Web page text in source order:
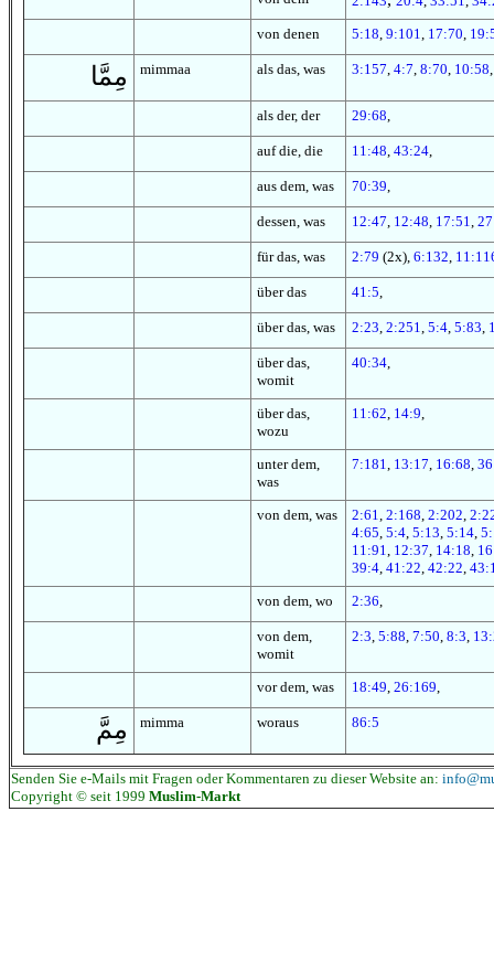
von denen
5:18, 9:101, 17:70,
مِمَّا mimmaa als das, was 3:157, 4:7, 8:70, 10:58
als der, der 29:68,
auf die, die 11:48, 43:24,
aus dem, was 70:39,
dessen, was 12:47, 12:48, 17:51,
für das, was 2:79 (2x), 6:132,
über das 41:5,
über das, was 2:23, 2:251, 5:4, 5:83,
über das,
womit
40:34,
über das,
wozu
11:62, 14:9,
unter dem,
was
7:181, 13:17, 16:68,
von dem, was 2:61, 2:168, 2:202,
4:65, 5:4, 5:13, 5:14,
11:91, 12:37, 14:18,
39:4, 41:22, 42:22,
von dem, wo
2:36,
von dem,
womit
2:3, 5:88, 7:50, 8:3,
vor dem, was 18:49, 26:169,
مِمَّ mimma woraus 86:5
Senden Sie e-Mails mit Fragen oder Kommentaren zu dieser Website an:
Copyright © seit 1999 Muslim-Markt